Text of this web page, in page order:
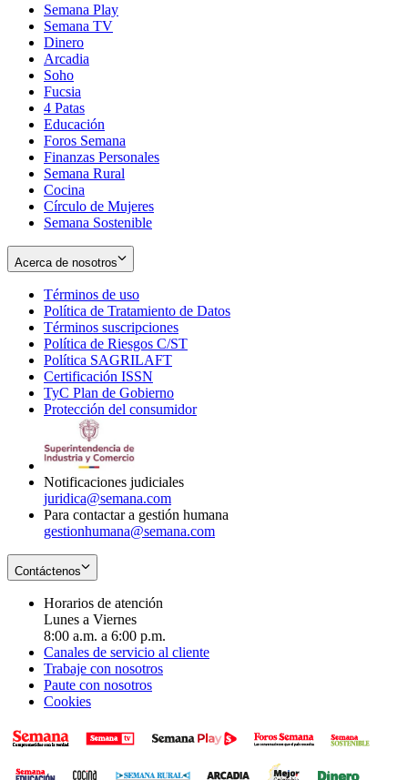
Semana Play
Semana TV
Dinero
Arcadia
Soho
in
new
window
Fucsia
in
new
window
4 Patas
Educación
Foros Semana
Finanzas Personales
Semana Rural
Cocina
Círculo de Mujeres
Semana Sostenible
Acerca de nosotros
Términos de uso
in
new
window
Política de Tratamiento de Datos
Términos suscripciones
in
Política de Riesgos C/ST
Política SAGRILAFT
new
window
Certificación ISSN
in
new
TyC Plan de Gobierno
in
Protección del consumidorOpens
Notificaciones judiciales
juridica@semana.com
Para contactar a gestión humana
gestionhumana@semana.com
Contáctenos
Horarios de atención
Lunes a Viernes
8:00 a.m. a 6:00 p.m.
Canales de servicio al cliente
Trabaje con nosotros
Paute con nosotros
Cookies